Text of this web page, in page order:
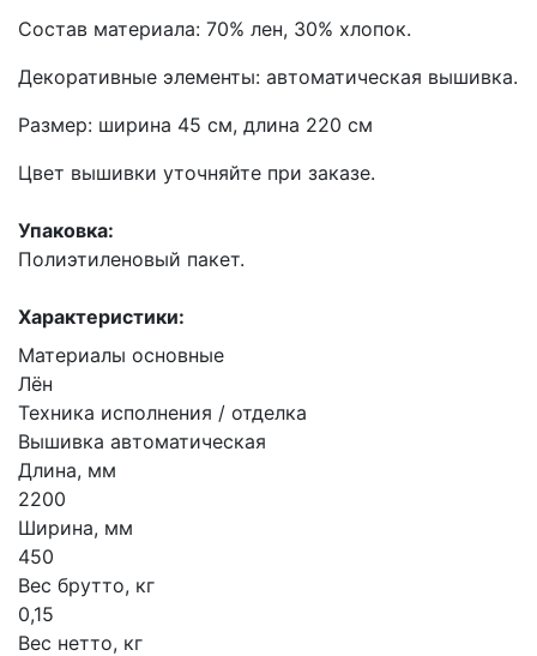
Состав материала: 70% лен, 30% хлопок.
Декоративные элементы: автоматическая вышивка.
Размер: ширина 45 см, длина 220 см
Цвет вышивки уточняйте при заказе.
Упаковка:
Полиэтиленовый пакет.
Характеристики:
Материалы основные
Лён
Техника исполнения / отделка
Вышивка автоматическая
Длина, мм
2200
Ширина, мм
450
Вес брутто, кг
0,15
Вес нетто, кг